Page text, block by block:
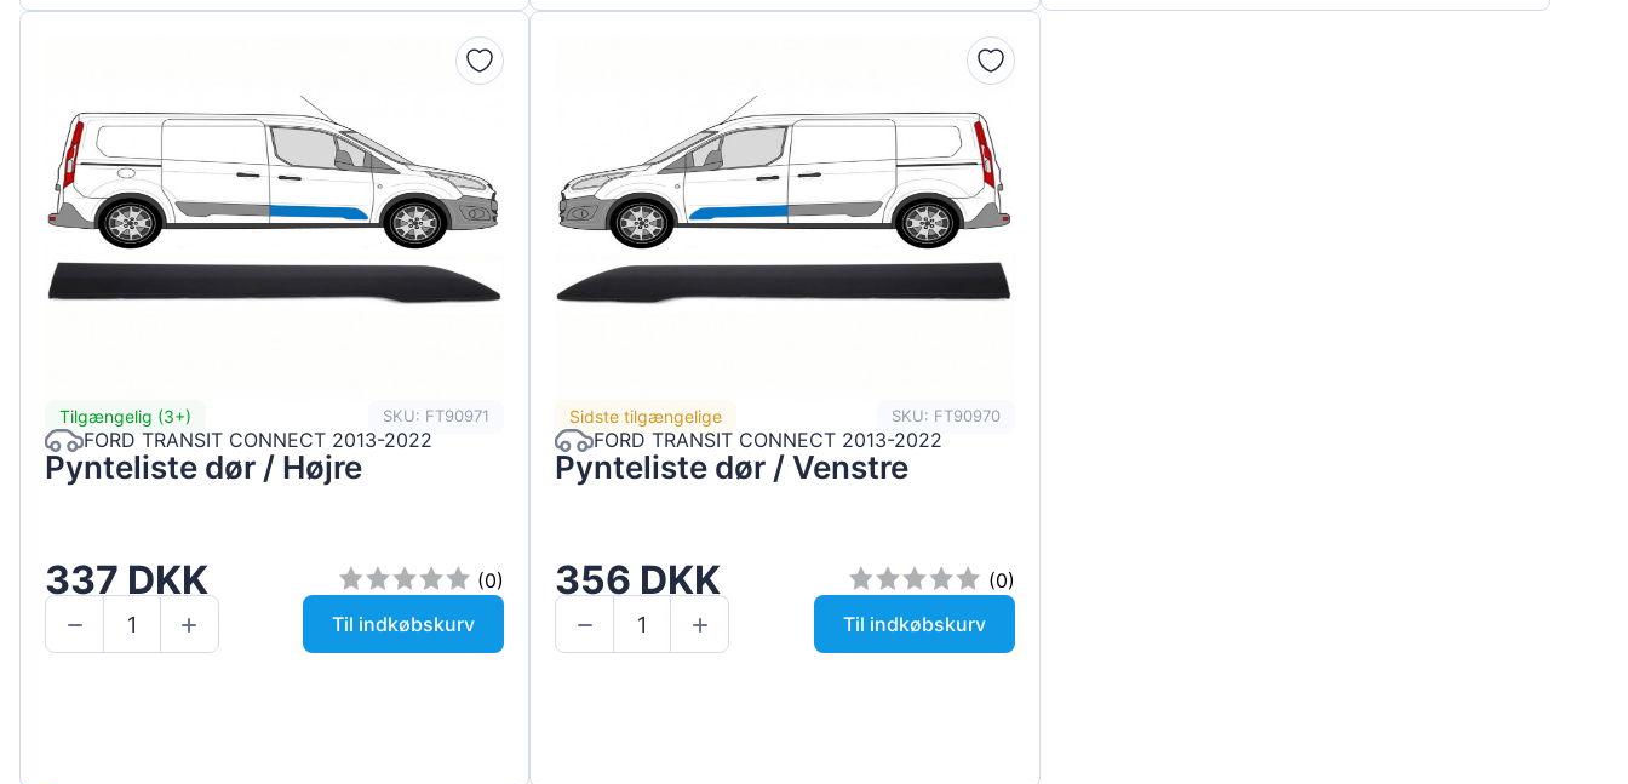
Tilgængelig (3+) SKU: FT90971
FORD TRANSIT CONNECT 2013-2022
Pynteliste dør / Højre
337 DKK
(0)
Til indkøbskurv
Sidste tilgængelige SKU: FT90970
FORD TRANSIT CONNECT 2013-2022
Pynteliste dør / Venstre
356 DKK
(0)
Til indkøbskurv